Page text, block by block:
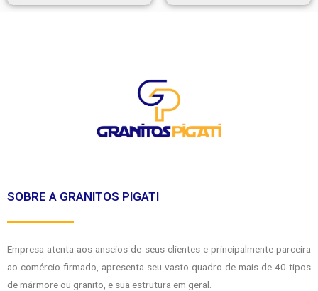
SOBRE A GRANITOS PIGATI
Empresa atenta aos anseios de seus clientes e principalmente parceira
ao comércio firmado, apresenta seu vasto quadro de mais de 40 tipos
de mármore ou granito, e sua estrutura em geral.